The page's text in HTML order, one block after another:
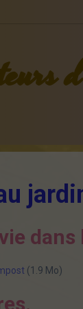
(1.9 Mo)